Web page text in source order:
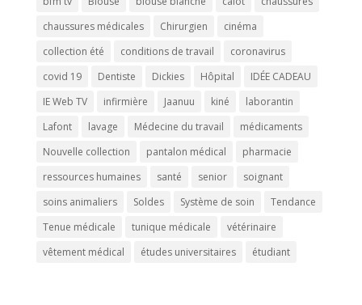
chaussures médicales
Chirurgien
cinéma
collection été
conditions de travail
coronavirus
covid 19
Dentiste Dickies Hôpital
IDÉE CADEAU
IE Web TV
infirmière Jaanuu kiné
laborantin
Lafont
lavage Médecine du travail
médicaments
Nouvelle collection
pantalon médical
pharmacie
ressources humaines
santé senior
soignant
soins animaliers
Soldes Système de soin
Tendance
Tenue médicale
tunique médicale
vétérinaire
vêtement médical
études universitaires étudiant